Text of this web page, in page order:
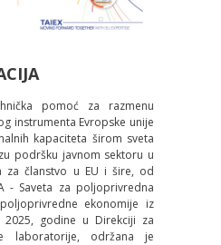
pomoć za razmenu
instrumenta Evropske unije
kapaciteta širom sveta
podršku javnom sektoru u
za članstvo u EU i šire, od
- Saveta za poljoprivredna
ekonomije iz
godine u Direkciji za
laboratorije, održana je